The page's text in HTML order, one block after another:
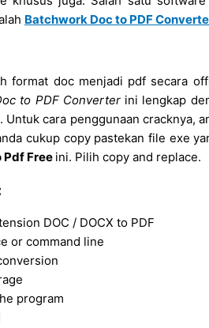
Batchwork Doc to PDF
format doc menjadi pdf secara
to PDF Converter ini lengkap
cara penggunaan cracknya,
cukup copy pastekan file exe
Pdf Free ini. Pilih copy and replace.
DOC / DOCX to PDF
or command line
program